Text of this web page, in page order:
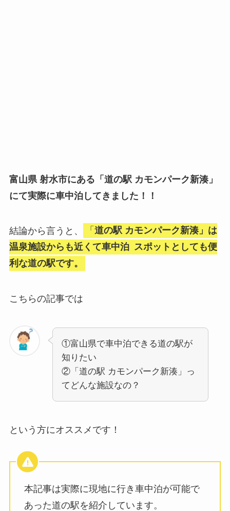
富山県 射水市にある「道の駅 カモンパーク新湊」
にて実際に車中泊してきました！！
結論から言うと、 「道の駅 カモンパーク新湊」は
温泉施設からも近くて車中泊 スポットとしても便
利な道の駅です。
こちらの記事では
①富山県で車中泊できる道の駅が
知りたい
②「道の駅 カモンパーク新湊」っ
てどんな施設なの？
という方にオススメです！
本記事は実際に現地に行き車中泊が可能で
あった道の駅を紹介しています。